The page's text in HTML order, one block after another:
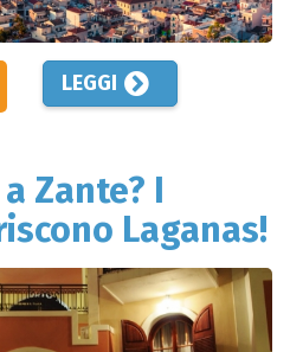
LEGGI
Zante? I
Laganas!